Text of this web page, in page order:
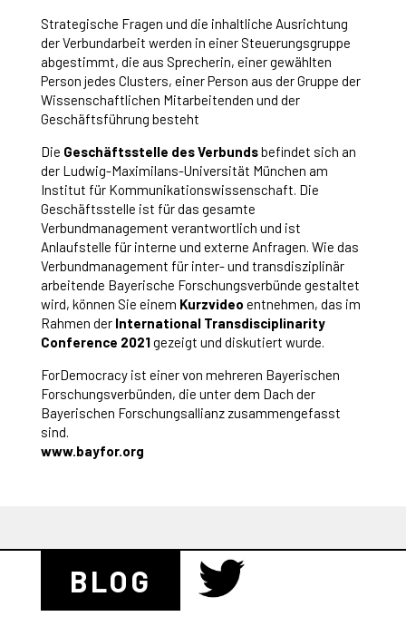
Strategische Fragen und die inhaltliche Ausrichtung
der Verbundarbeit werden in einer Steuerungsgruppe
abgestimmt, die aus Sprecherin, einer gewählten
Person jedes Clusters, einer Person aus der Gruppe der
Wissenschaftlichen Mitarbeitenden und der
Geschäftsführung besteht
Die Geschäftsstelle des Verbundsbefindet sich an
der Ludwig-Maximilans-Universität München am
Institut für Kommunikationswissenschaft. Die
Geschäftsstelle ist für das gesamte
Verbundmanagement verantwortlich und ist
Anlaufstelle für interne und externe Anfragen. Wie das
Verbundmanagement für inter- und transdisziplinär
arbeitende Bayerische Forschungsverbünde gestaltet
wird, können Sie einem Kurzvideo entnehmen, das im
Rahmen der International Transdisciplinarity
Conference 2021gezeigt und diskutiert wurde.
ForDemocracy ist einer von mehreren Bayerischen
Forschungsverbünden, die unter dem Dach der
Bayerischen Forschungsallianz zusammengefasst
sind.
www.bayfor.org
BLOG